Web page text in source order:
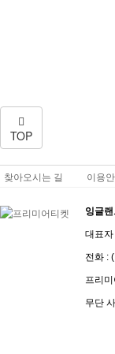
TOP
찾아오시는 길 이용
잉글
대표자
전화 :
프리
무단